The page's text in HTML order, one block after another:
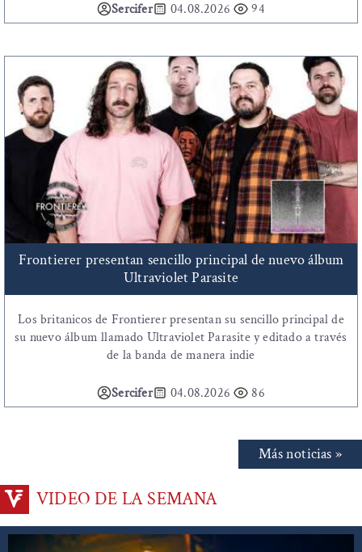
Sercifer 04.08.2026 94
Frontierer presentan sencillo principal de nuevo álbum
Ultraviolet Parasite
Los britanicos de Frontierer presentan su sencillo principal de
su nuevo álbum llamado Ultraviolet Parasite y editado a través
de la banda de manera indie
Sercifer 04.08.2026 86
Más noticias »
VIDEO DE LA SEMANA